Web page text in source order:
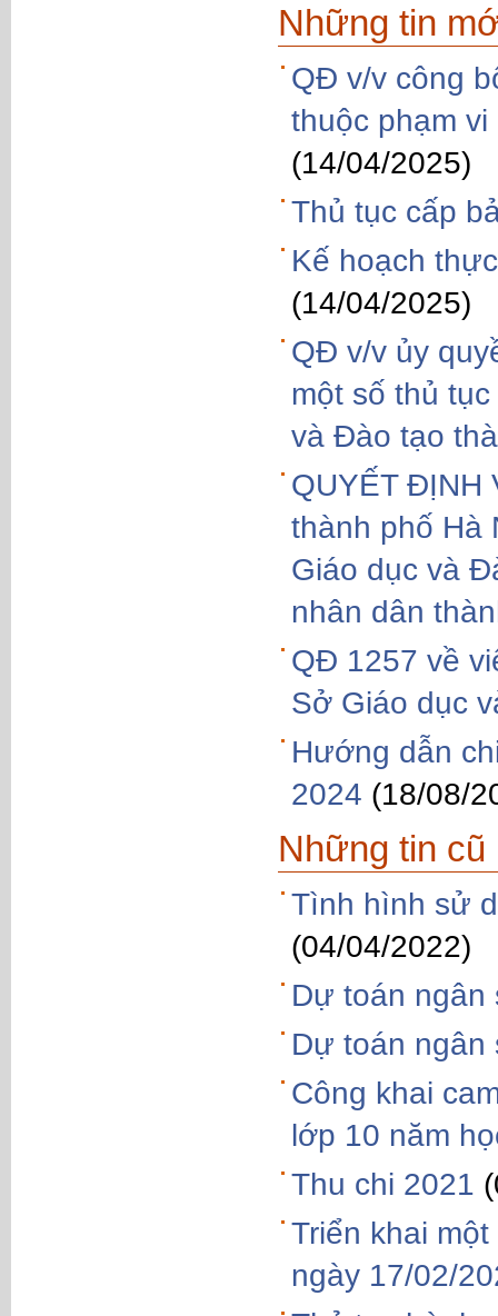
Những tin
QĐ v/v công
thuộc phạm
(14/04/2025)
Thủ tục cấp
Kế hoạch
(14/04/2025)
QĐ v/v ủy
một số thủ
và Đào tạo
QUYẾT ĐỊNH
thành phố Hà
Giáo dục và
nhân dân
QĐ 1257 về
Sở Giáo dục
Hướng dẫn
2024 (18/08/
Những tin cũ
Tình hình sử
(04/04/2022)
Dự toán ngân
Dự toán ngân
Công khai
lớp 10 năm
Thu chi 2021
Triển khai
ngày 17/02/